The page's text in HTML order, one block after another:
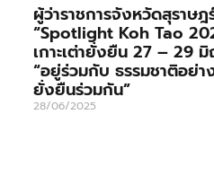
ผู้ว่าราชการจังหวัดสุราษฎ
“Spotlight Koh Tao
เกาะเต่ายั่งยืน 27 – 29
“อยู่ร่วมกับ ธรรมชาติอย่
ยั่งยืนร่วมกัน”
28/06/2025